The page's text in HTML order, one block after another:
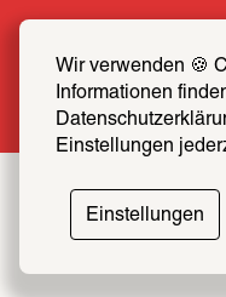
Wir verwenden 🍪
Informationen
Einstellungen
Einstellungen
SCHIRN